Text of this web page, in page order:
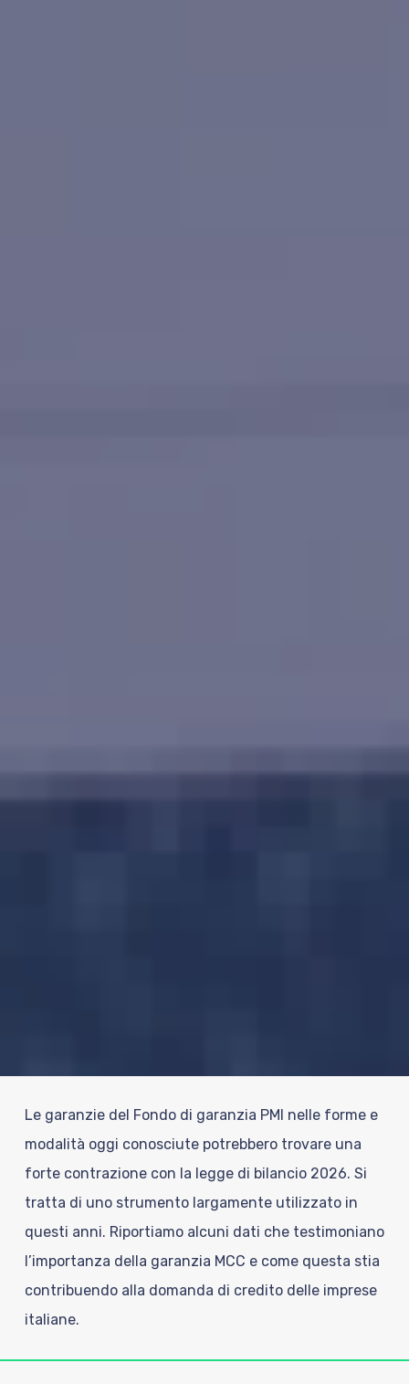
Le garanzie del Fondo di garanzia PMI nelle forme e
modalità oggi conosciute potrebbero trovare una
forte contrazione con la legge di bilancio 2026. Si
tratta di uno strumento largamente utilizzato in
questi anni. Riportiamo alcuni dati che testimoniano
l’importanza della garanzia MCC e come questa stia
contribuendo alla domanda di credito delle imprese
italiane.